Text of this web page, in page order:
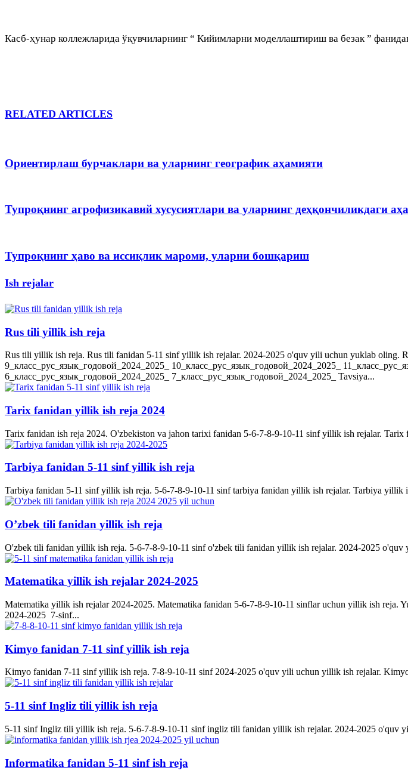
Касб-ҳунар коллежларида ўқувчиларнинг “ Кийимларни моделлаштириш ва безак ”
RELATED ARTICLES
Ориентирлаш бурчаклари ва уларнинг географик аҳамияти
Тупроқнинг агрофизикавий хусусиятлари ва уларнинг деҳқончиликдаги
Тупроқнинг ҳаво ва иссиқлик мароми, уларни бошқариш
Ish rejalar
Rus tili yillik ish reja
Rus tili yillik ish reja. Rus tili fanidan 5-11 sinf yillik ish rejalar. 2024-2025 o'quv yili uchun yuklab oling.
9_класс_рус_язык_годовой_2024_2025_ 10_класс_рус_язык_годовой_2024_2025_
6_класс_рус_язык_годовой_2024_2025_ 7_класс_рус_язык_годовой_2024_2025_ Tavsiya...
Tarix fanidan yillik ish reja 2024
Tarix fanidan ish reja 2024. O'zbekiston va jahon tarixi fanidan 5-6-7-8-9-10-11 sinf yillik ish rejalar.
Tarbiya fanidan 5-11 sinf yillik ish reja
Tarbiya fanidan 5-11 sinf yillik ish reja. 5-6-7-8-9-10-11 sinf tarbiya fanidan yillik ish rejalar. Tarbiya
O’zbek tili fanidan yillik ish reja
O'zbek tili fanidan yillik ish reja. 5-6-7-8-9-10-11 sinf o'zbek tili fanidan yillik ish rejalar. 2024-2025
Matematika yillik ish rejalar 2024-2025
Matematika yillik ish rejalar 2024-2025. Matematika fanidan 5-6-7-8-9-10-11 sinflar uchun yillik ish
2024-2025 7-sinf...
Kimyo fanidan 7-11 sinf yillik ish reja
Kimyo fanidan 7-11 sinf yillik ish reja. 7-8-9-10-11 sinf 2024-2025 o'quv yili uchun yillik ish rejalar.
5-11 sinf Ingliz tili yillik ish reja
5-11 sinf Ingliz tili yillik ish reja. 5-6-7-8-9-10-11 sinf ingliz tili fanidan yillik ish rejalar. 2024-2025 o'quv
Informatika fanidan 5-11 sinf ish reja